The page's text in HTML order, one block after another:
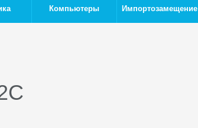
Компьютеры Импортозамещение